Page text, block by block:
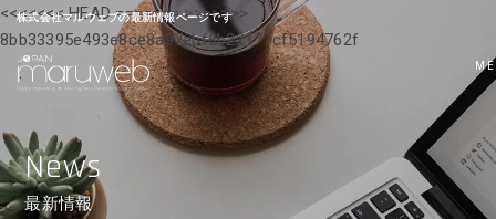
<<<<<<< HEAD
株式会社マルウェブの最新情報ページです
=======
株式会社マルウェブの最新情報ページです
>>>>>>>
8bb33395e493e8ce8a97ebf6b22177cf5194762f
News
最新情報